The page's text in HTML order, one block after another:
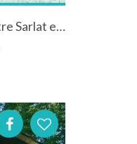
Chalets / Bungalow dans petit Parc Résidentiel de Loisirs entre Sarlat et Bergerac en Dordogne